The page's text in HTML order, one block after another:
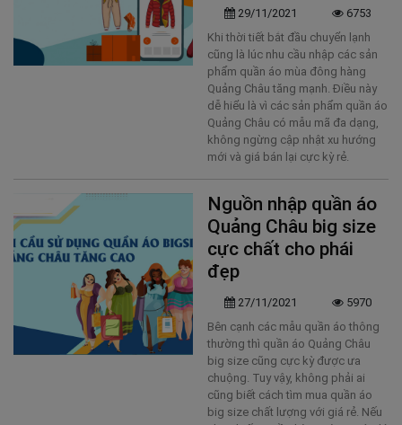
29/11/2021
6753
Khi thời tiết bắt đầu chuyển lạnh
cũng là lúc nhu cầu nhập các sản
phẩm quần áo mùa đông hàng
Quảng Châu tăng mạnh. Điều này
dễ hiểu là vì các sản phẩm quần áo
Quảng Châu có mẫu mã đa dạng,
không ngừng cập nhật xu hướng
mới và giá bán lại cực kỳ rẻ.
Nguồn nhập quần áo
Quảng Châu big size
cực chất cho phái
đẹp
27/11/2021
5970
Bên cạnh các mẫu quần áo thông
thường thì quần áo Quảng Châu
big size cũng cực kỳ được ưa
chuộng. Tuy vậy, không phải ai
cũng biết cách tìm mua quần áo
big size chất lượng với giá rẻ. Nếu